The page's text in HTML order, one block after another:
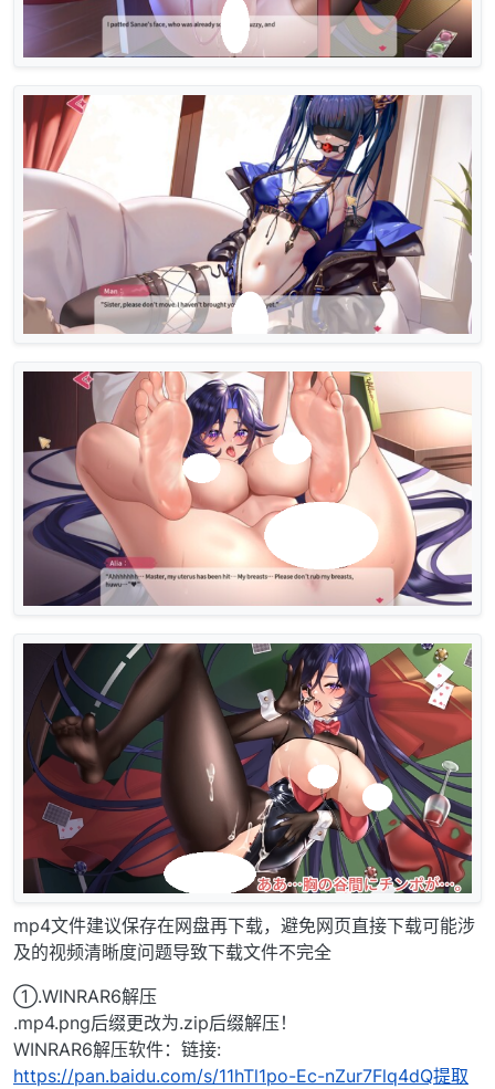
mp4文件建议保存在网盘再下载，避免网页直接下载可能涉
及的视频清晰度问题导致下载文件不完全
①.WINRAR6解压
.mp4.png后缀更改为.zip后缀解压！
WINRAR6解压软件：链接:
https://pan.baidu.com/s/11hTl1po-Ec-nZur7Flq4dQ提取